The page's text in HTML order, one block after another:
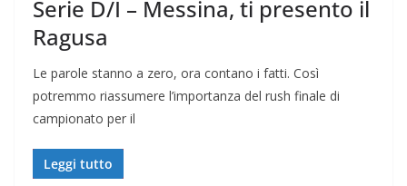
Serie D/I – Messina, ti presento il
Ragusa
Le parole stanno a zero, ora contano i fatti. Così
potremmo riassumere l’importanza del rush finale di
campionato per il
Leggi tutto